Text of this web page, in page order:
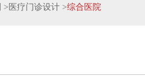
> 医疗门诊设计 >综合医院